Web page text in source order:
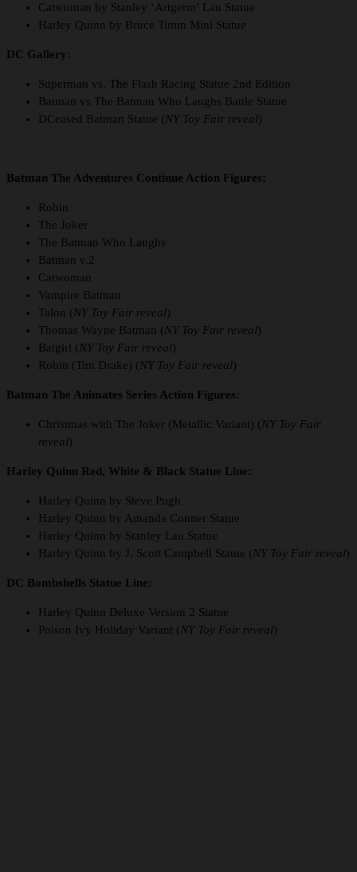
Catwoman by Stanley ‘Artgerm’ Lau Statue
Harley Quinn by Bruce Timm Mini Statue
DC Gallery:
Superman vs. The Flash Racing Statue 2nd Edition
Batman vs The Batman Who Laughs Battle Statue
DCeased Batman Statue (NY Toy Fair reveal)
Batman The Adventures Continue Action Figures:
Robin
The Joker
The Batman Who Laughs
Batman v.2
Catwoman
Vampire Batman
Talon (NY Toy Fair reveal)
Thomas Wayne Batman (NY Toy Fair reveal)
Batgirl (NY Toy Fair reveal)
Robin (Tim Drake) (NY Toy Fair reveal)
Batman The Animates Series Action Figures:
Christmas with The Joker (Metallic Variant) (NY Toy Fair
reveal)
Harley Quinn Red, White & Black Statue Line:
Harley Quinn by Steve Pugh
Harley Quinn by Amanda Conner Statue
Harley Quinn by Stanley Lau Statue
Harley Quinn by J. Scott Campbell Statue (NY Toy Fair reveal)
DC Bombshells Statue Line:
Harley Quinn Deluxe Version 2 Statue
Poison Ivy Holiday Variant (NY Toy Fair reveal)